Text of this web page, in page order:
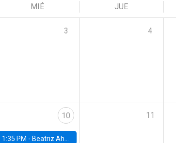
MIÉ JUE
3 4
10
1:35 PM - Beatriz Ahumada, PhD candidate, Universidad de Pittsburgh
11